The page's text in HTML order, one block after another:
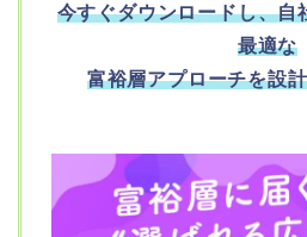
今すぐダウンロードし、自
最適な
富裕層アプローチを設